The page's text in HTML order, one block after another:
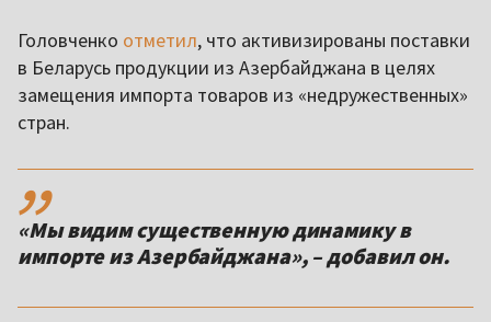
Головченко отметил, что активизированы поставки
в Беларусь продукции из Азербайджана в целях
замещения импорта товаров из «недружественных»
стран.
,,
«Мы видим существенную динамику в
импорте из Азербайджана», – добавил он.